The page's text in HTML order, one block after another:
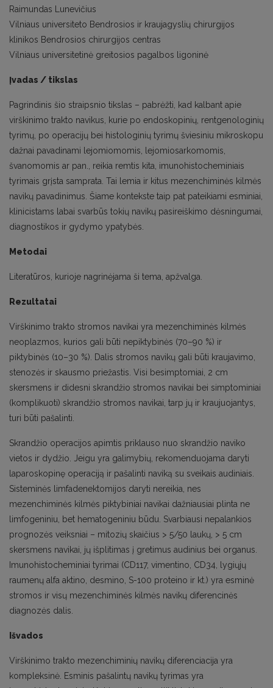
Raimundas Lunevičius
Vilniaus universiteto Bendrosios ir kraujagyslių chirurgijos
klinikos Bendrosios chirurgijos centras
Vilniaus universitetinė greitosios pagalbos ligoninė
Įvadas / tikslas
Pagrindinis šio straipsnio tikslas – pabrėžti, kad kalbant apie
virškinimo trakto navikus, kurie po endoskopinių, rentgenologinių
tyrimų, po operacijų bei histologinių tyrimų šviesiniu mikroskopu
dažnai pavadinami lejomiomomis, lejomiosarkomomis,
švanomomis ar pan., reikia remtis kita, imunohistocheminiais
tyrimais grįsta samprata. Tai lemia ir kitus mezenchiminės kilmės
navikų pavadinimus. Šiame kontekste taip pat pateikiami esminiai,
klinicistams labai svarbūs tokių navikų pasireiškimo dėsningumai,
diagnostikos ir gydymo ypatybės.
Metodai
Literatūros, kurioje nagrinėjama ši tema, apžvalga.
Rezultatai
Virškinimo trakto stromos navikai yra mezenchiminės kilmės
neoplazmos, kurios gali būti nepiktybinės (70–90 %) ir
piktybinės (10–30 %). Dalis stromos navikų gali būti kraujavimo,
stenozės ir skausmo priežastis. Visi besimptomiai, 2 cm
skersmens ir didesni skrandžio stromos navikai bei simptominiai
(komplikuoti) skrandžio stromos navikai, tarp jų ir kraujuojantys,
turi būti pašalinti.
Skrandžio operacijos apimtis priklauso nuo skrandžio naviko
vietos ir dydžio. Jeigu yra galimybių, rekomenduojama daryti
laparoskopinę operaciją ir pašalinti naviką su sveikais audiniais.
Sisteminės limfadenektomijos daryti nereikia, nes
mezenchiminės kilmės piktybiniai navikai dažniausiai plinta ne
limfogeniniu, bet hematogeniniu būdu. Svarbiausi nepalankios
prognozės veiksniai – mitozių skaičius > 5/50 laukų, > 5 cm
skersmens navikai, jų išplitimas į gretimus audinius bei organus.
Imunohistocheminiai tyrimai (CD117, vimentino, CD34, lygiųjų
raumenų alfa aktino, desmino, S-100 proteino ir kt.) yra esminė
stromos ir visų mezenchiminės kilmės navikų diferencinės
diagnozės dalis.
Išvados
Virškinimo trakto mezenchiminių navikų diferenciacija yra
kompleksinė. Esminis pašalintų navikų tyrimas yra